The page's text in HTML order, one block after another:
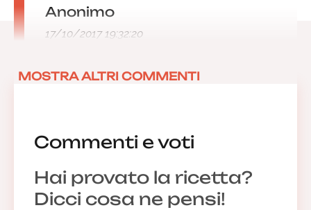
Commenti e voti
Hai provato la ricetta?
Dicci cosa ne pensi!
Anonimo
17/10/2017 19:32:20
MOSTRA ALTRI COMMENTI